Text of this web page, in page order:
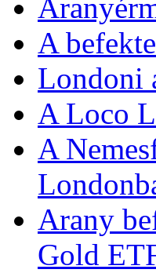
A
Londoni
A Loco
A
Arany
Gold